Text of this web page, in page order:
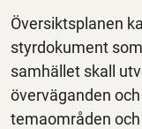
Översiktsplanen
styrdokument
samhället skall
överväganden
temaområden